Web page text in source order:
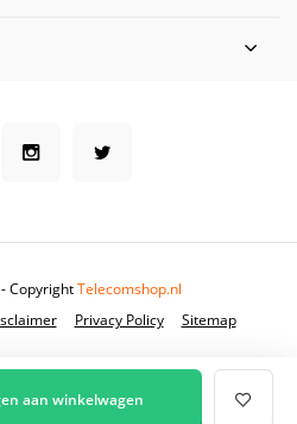
aan winkelwagen
Privacy Policy Sitemap
- CopyrightTelecomshop.nl